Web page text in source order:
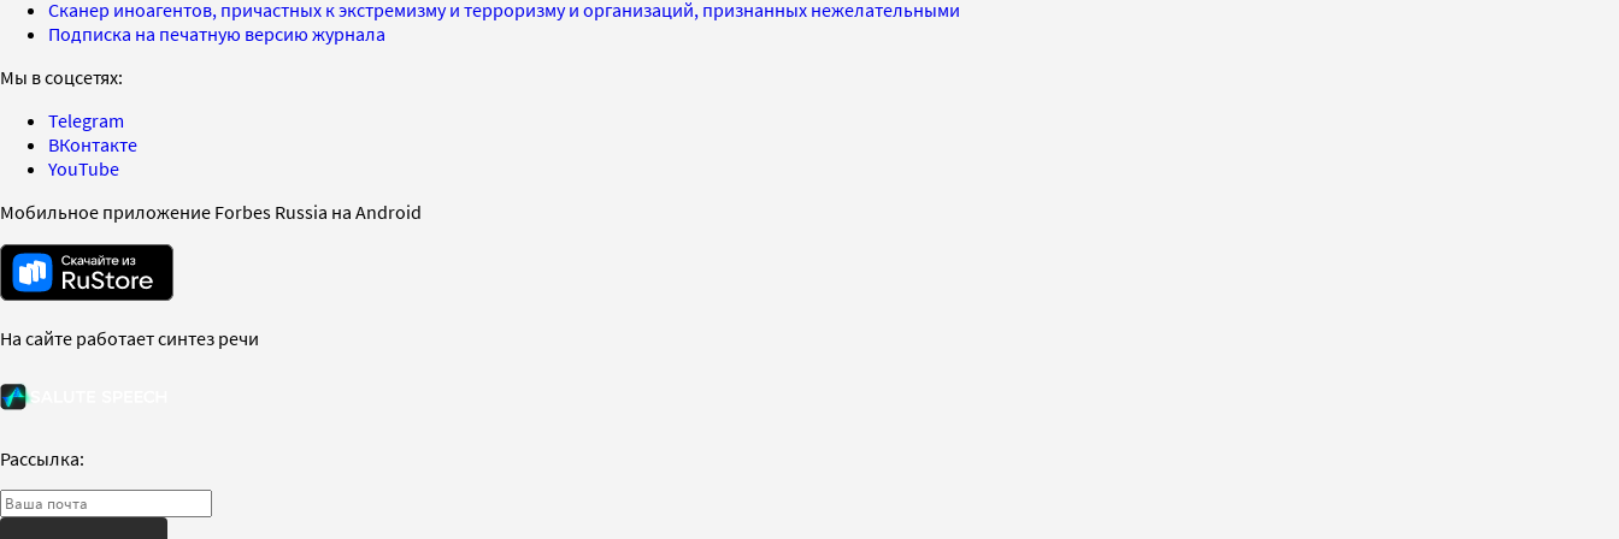
Сканер иноагентов, причастных к экстремизму и терроризму и организаций, признанных нежелательными
Подписка на печатную версию журнала
Мы в соцсетях:
Telegram
ВКонтакте
YouTube
Мобильное приложение Forbes Russia на Android
На сайте работает синтез речи
Рассылка: